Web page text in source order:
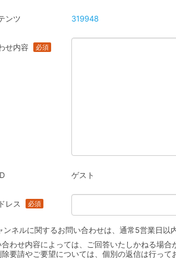
ンツ 319948
せ内容
ゲスト
レス
ンネルに関するお問い合わせは、通常5営業日以
合わせ内容によっては、ご回答いたしかねる場合
除要請やご要望については、個別の返信は行って